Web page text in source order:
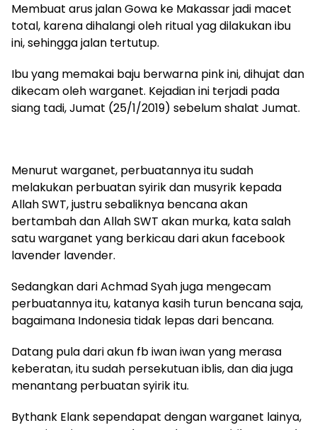
Membuat arus jalan Gowa ke Makassar jadi macet
total, karena dihalangi oleh ritual yag dilakukan ibu
ini, sehingga jalan tertutup.
Ibu yang memakai baju berwarna pink ini, dihujat dan
dikecam oleh warganet. Kejadian ini terjadi pada
siang tadi, Jumat (25/1/2019) sebelum shalat Jumat.
Menurut warganet, perbuatannya itu sudah
melakukan perbuatan syirik dan musyrik kepada
Allah SWT, justru sebaliknya bencana akan
bertambah dan Allah SWT akan murka, kata salah
satu warganet yang berkicau dari akun facebook
lavender lavender.
Sedangkan dari Achmad Syah juga mengecam
perbuatannya itu, katanya kasih turun bencana saja,
bagaimana Indonesia tidak lepas dari bencana.
Datang pula dari akun fb iwan iwan yang merasa
keberatan, itu sudah persekutuan iblis, dan dia juga
menantang perbuatan syirik itu.
Bythank Elank sependapat dengan warganet lainya,